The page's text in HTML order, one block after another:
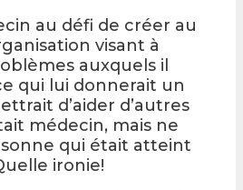
au défi de créer au
visant à
auxquels il
qui lui donnerait un
d’aider d’autres
médecin, mais ne
qui était atteint
ironie!